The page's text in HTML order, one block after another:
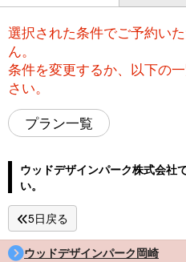
選択された条件でご予約い
ん。
条件を変更するか、以下の
さい。
プラン一覧
ウッドデザインパーク株式会社
い。
5日戻る
ウッドデザインパーク岡崎